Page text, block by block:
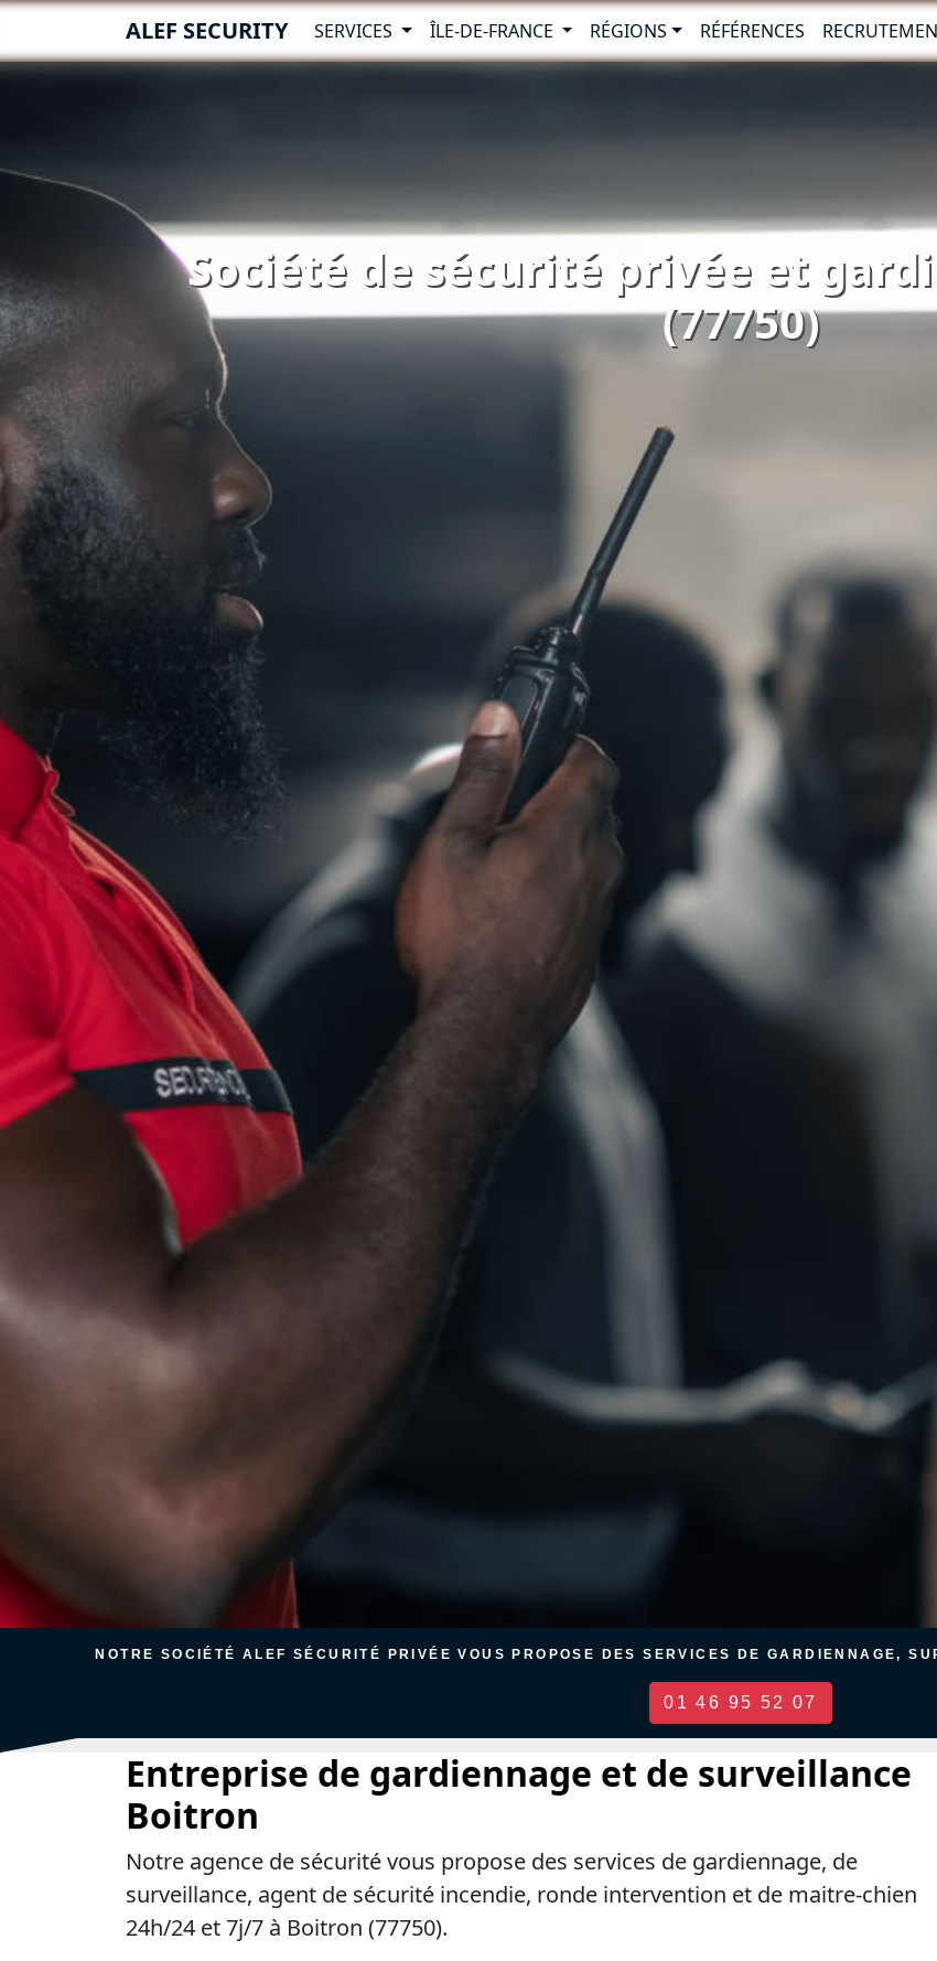
ALEF SECURITY SERVICES ÎLE-DE-FRANCE RÉGIONS RÉFÉRENCES
Société de sécurité privée et
(77750)
NOTRE SOCIÉTÉ ALEF SÉCURITÉ PRIVÉE VOUS PROPOSE DES SERVICES DE GARDIENNAGE,
01 46 95 52 07
Entreprise de gardiennage et de surveillance
Boitron
Notre agence de sécurité vous propose des services de gardiennage, de
surveillance, agent de sécurité incendie, ronde intervention et de maitre-chien
24h/24 et 7j/7 à Boitron (77750).